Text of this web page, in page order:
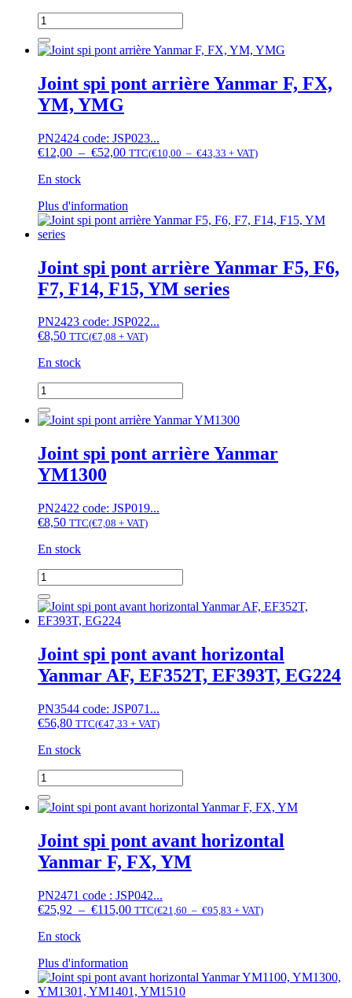
quantité
de
Joint
PDF
Yanmar
F145,
F155,
F165,
F175,
FH16
Joint spi pont arrière Yanmar F, FX,
YM, YMG
PN2424 code: JSP023...
€12,00 – €52,00Plage
à
€52,00
TTC(€10,00 – €43,33 Plage
€43,33
+ VAT)
En stock
Plus d'information
produit
variations.
Les
options
être
choisies
produit
Joint spi pont arrière Yanmar F5, F6,
F7, F14, F15, YM series
PN2423 code: JSP022...
€8,50 TTC(€7,08 + VAT)
En stock
quantité
de
Joint
pont
arrière
Yanmar
F5,
F6,
F7,
F14,
F15,
YM
series
Joint spi pont arrière Yanmar
YM1300
PN2422 code: JSP019...
€8,50 TTC(€7,08 + VAT)
En stock
quantité
de
Joint
spi
arrière
Yanmar
YM1300
Joint spi pont avant horizontal
Yanmar AF, EF352T, EF393T, EG224
PN3544 code: JSP071...
€56,80 TTC(€47,33 + VAT)
En stock
quantité
de
Joint
pont
avant
horizontal
Yanmar
AF,
EF352T,
EF393T,
EG224
Joint spi pont avant horizontal
Yanmar F, FX, YM
PN2471 code : JSP042...
€25,92 – €115,00Plage
€115,00
TTC(€21,60 – €95,83 Plage
€95,83
+ VAT)
En stock
Plus d'information
produit
a